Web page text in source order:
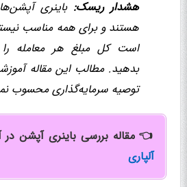
هشدار ریسک: باینری
هستند و برای همه مناسب
است کل مبلغ هر معامله
بدهید. مطالب این مقاله
توصیه سرمایه‌گذاری محسوب
👈 مقاله بررسی باینری آپشن در
آلپاری